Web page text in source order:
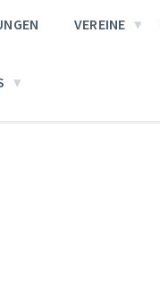
VEREINE